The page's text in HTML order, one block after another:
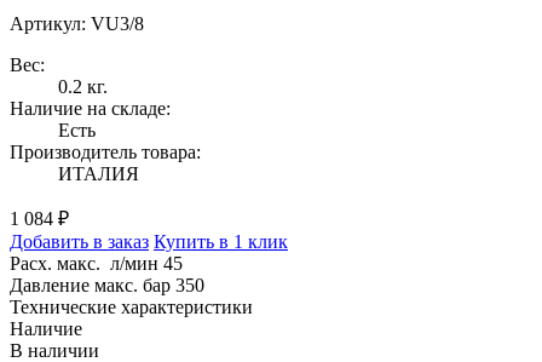
Артикул: VU3/8
Вес:
0.2 кг.
Наличие на складе:
Есть
Производитель товара:
ИТАЛИЯ
1 084 ₽
Добавить в заказ Купить в 1 клик
Расх. макс. л/мин 45
Давление макс. бар 350
Технические характеристики
Наличие
В наличии